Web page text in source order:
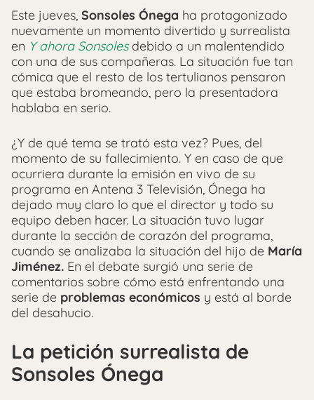
Este jueves, Sonsoles Ónega ha protagonizado
nuevamente un momento divertido y surrealista
en Y ahora Sonsolesdebido a un malentendido
con una de sus compañeras. La situación fue tan
cómica que el resto de los tertulianos pensaron
que estaba bromeando, pero la presentadora
hablaba en serio.
¿Y de qué tema se trató esta vez? Pues, del
momento de su fallecimiento. Y en caso de que
ocurriera durante la emisión en vivo de su
programa en Antena 3 Televisión, Ónega ha
dejado muy claro lo que el director y todo su
equipo deben hacer. La situación tuvo lugar
durante la sección de corazón del programa,
cuando se analizaba la situación del hijo de María
Jiménez. En el debate surgió una serie de
comentarios sobre cómo está enfrentando una
serie de problemas económicos y está al borde
del desahucio.
La petición surrealista de
Sonsoles Ónega